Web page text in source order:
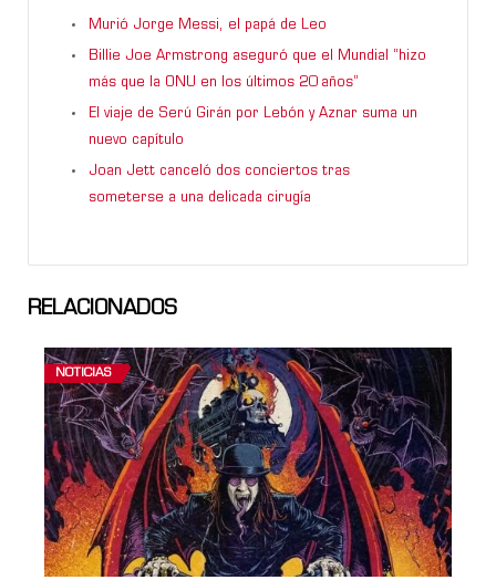
Murió Jorge Messi, el papá de Leo
Billie Joe Armstrong aseguró que el Mundial “hizo
más que la ONU en los últimos 20 años”
El viaje de Serú Girán por Lebón y Aznar suma un
nuevo capítulo
Joan Jett canceló dos conciertos tras
someterse a una delicada cirugía
RELACIONADOS
NOTICIAS